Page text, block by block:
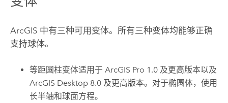
ArcGIS 中有三种可用变体。所有三种变体均能够正确
支持球体。
等距圆柱变体适用于ArcGIS Pro 1.0 及更高版本以及
ArcGIS Desktop 8.0 及更高版本。对于椭圆体，使用
长半轴和球面方程。